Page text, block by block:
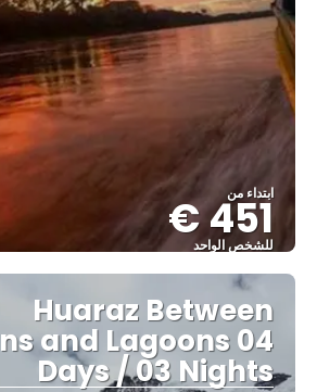
ابتداء من
451 €
للشخص الواحد
شاهد
Huaraz Between
and Lagoons 04
Days / 03 Nights